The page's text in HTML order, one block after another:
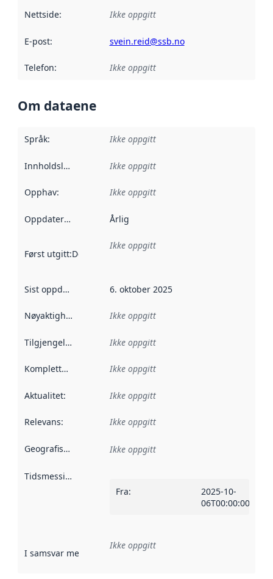
Nettside: Ikke oppgitt
E-post: svein.reid@ssb.no
Telefon: Ikke oppgitt
Om dataene
Språk: Ikke oppgitt
Innholdsleverandører :
Ikke oppgitt
Opphav: Ikke oppgitt
Oppdateringsfrekvens :
Årlig
Først utgitt:Denne datoen sier når dataene i dette
Ikke oppgitt
Sist oppdatert 6. oktober 2025
Nøyaktighet Ikke oppgitt
Tilgjengelighet Ikke oppgitt
Kompletthet Ikke oppgitt
Aktualitet: Ikke oppgitt
Relevans: Ikke oppgitt
Geografisk avgrensning :
Ikke oppgitt
Tidsmessig avgrensning
Fra:
2025-10-
06T00:00:00Z
I samsvar med Referanse til en implementasjonsregel
Ikke oppgitt